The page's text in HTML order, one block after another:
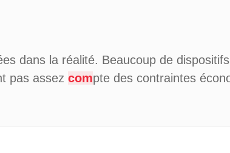
dans la réalité. Beaucoup de
pas assez compte des contraintes